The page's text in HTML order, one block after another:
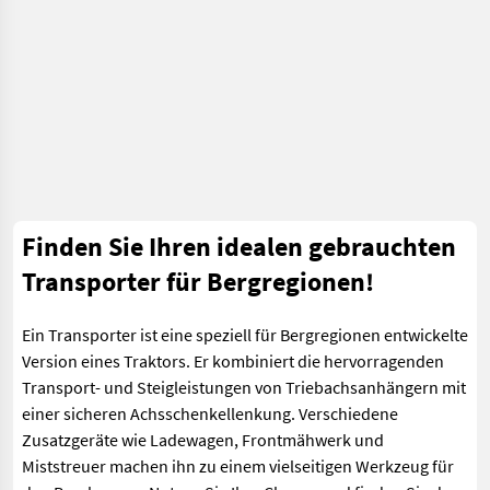
Finden Sie Ihren idealen gebrauchten
Transporter für Bergregionen!
Ein Transporter ist eine speziell für Bergregionen entwickelte
Version eines Traktors. Er kombiniert die hervorragenden
Transport- und Steigleistungen von Triebachsanhängern mit
einer sicheren Achsschenkellenkung. Verschiedene
Zusatzgeräte wie Ladewagen, Frontmähwerk und
Miststreuer machen ihn zu einem vielseitigen Werkzeug für